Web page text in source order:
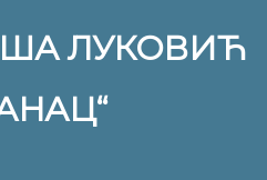
ЛУКОВИЋ